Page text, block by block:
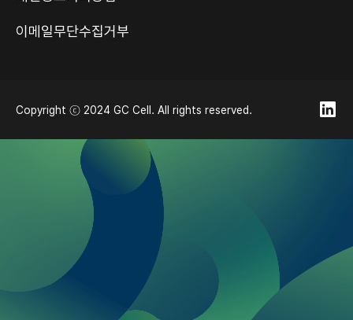
이메일무단수집거부
Copyright ⓒ 2024 GC Cell. All rights reserved.